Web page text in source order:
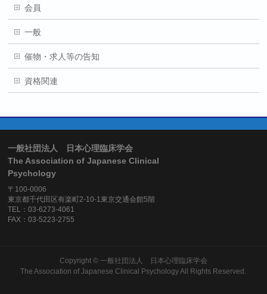
会員
一般
催物・求人等の告知
資格関連
一般社団法人 日本心理臨床学会
The Association of Japanese Clinical
Psychology
〒100-0006
東京都千代田区有楽町2-10-1東京交通会館5階
TEL：03-6273-4061
FAX：03-5223-2755
Copyright © 一般社団法人 日本心理臨床学会
The Association of Japanese Clinical PsychologyAll Rights Reserved.